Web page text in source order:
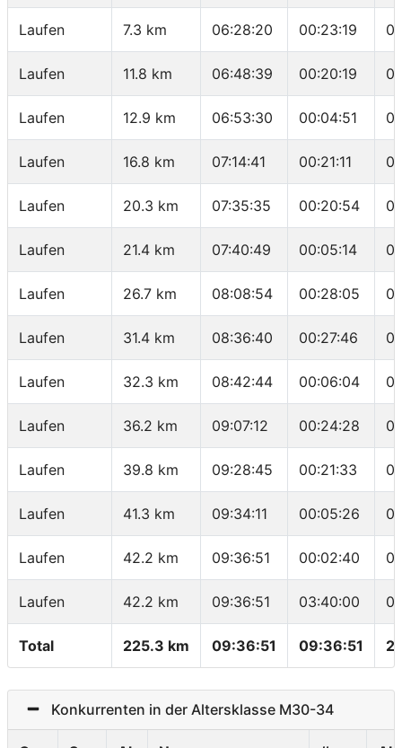
Laufen 7.3 km 06:28:20 00:23:19
Laufen 11.8 km 06:48:39 00:20:19
Laufen 12.9 km 06:53:30 00:04:51
Laufen 16.8 km 07:14:41 00:21:11
Laufen 20.3 km 07:35:35 00:20:54
Laufen 21.4 km 07:40:49 00:05:14
Laufen 26.7 km 08:08:54 00:28:05
Laufen 31.4 km 08:36:40 00:27:46
Laufen 32.3 km 08:42:44 00:06:04
Laufen 36.2 km 09:07:12 00:24:28
Laufen 39.8 km 09:28:45 00:21:33
Laufen 41.3 km 09:34:11 00:05:26
Laufen 42.2 km 09:36:51 00:02:40
Laufen 42.2 km 09:36:51 03:40:00
Total 225.3 km 09:36:51 09:36:51
Konkurrenten in der Altersklasse M30-34